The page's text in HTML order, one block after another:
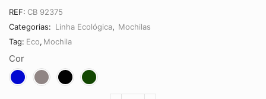
REF: CB 92375
Categorias: Linha Ecológica, Mochilas
Tag: Eco, Mochila
Cor